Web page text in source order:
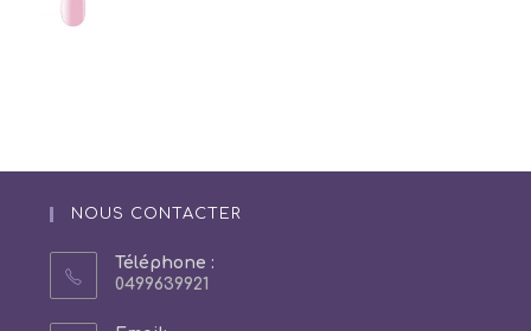
NOUS CONTACTER
Téléphone :
0499639921